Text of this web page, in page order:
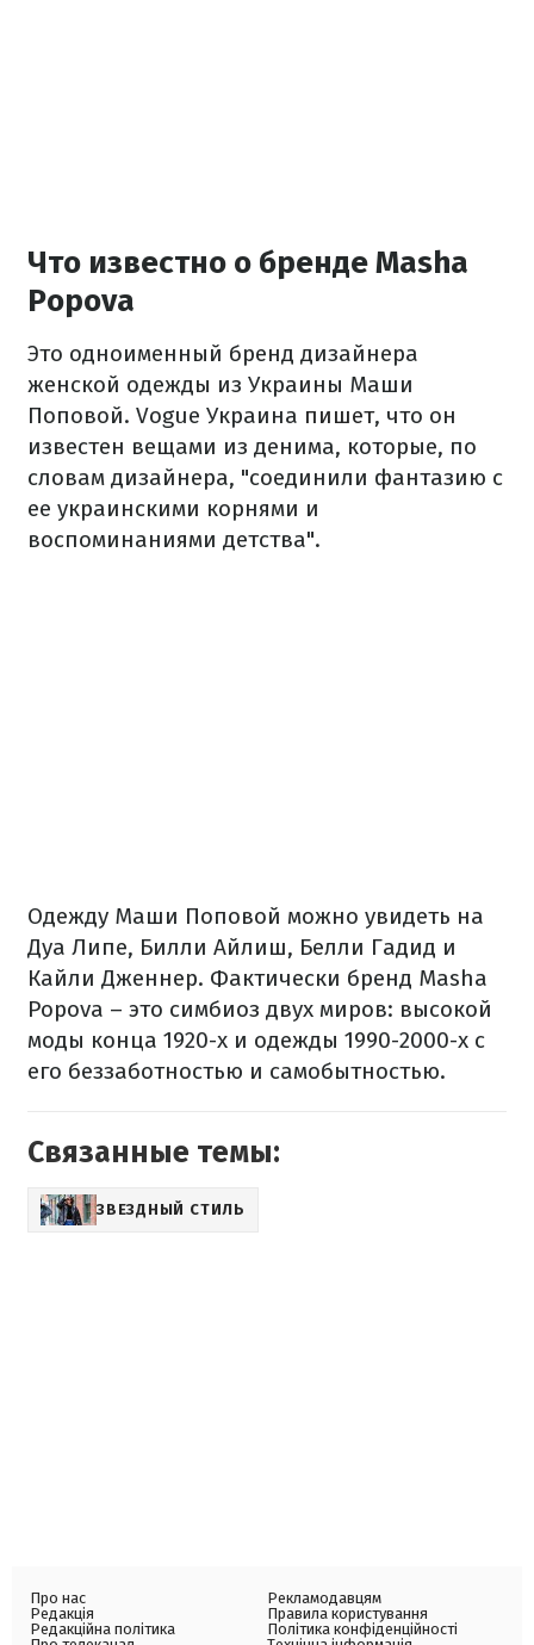
Что известно о бренде Masha
Popova
Это одноименный бренд дизайнера
женской одежды из Украины Маши
Поповой. Vogue Украина пишет, что он
известен вещами из денима, которые, по
словам дизайнера, "соединили фантазию с
ее украинскими корнями и
воспоминаниями детства".
Одежду Маши Поповой можно увидеть на
Дуа Липе, Билли Айлиш, Белли Гадид и
Кайли Дженнер. Фактически бренд Masha
Popova – это симбиоз двух миров: высокой
моды конца 1920-х и одежды 1990-2000-х с
его беззаботностью и самобытностью.
Связанные темы:
ЗВЕЗДНЫЙ СТИЛЬ
Про нас
Редакція
Редакційна політика
Рекламодавцям
Правила користування
Політика конфіденційності